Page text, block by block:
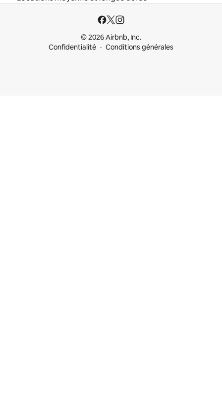
© 2026 Airbnb, Inc.
Confidentialité
Conditions générales